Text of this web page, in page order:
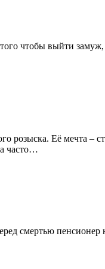
чтобы выйти
розыска. Её мечта –
часто…
смертью